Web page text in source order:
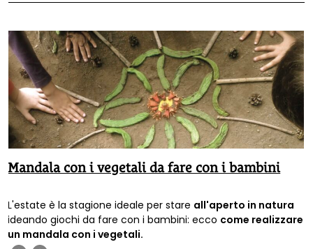
Mandala con i vegetali da fare con i bambini
L'estate è la stagione ideale per stare all'aperto in natura
ideando giochi da fare con i bambini: ecco come realizzare
un mandala con i vegetali.